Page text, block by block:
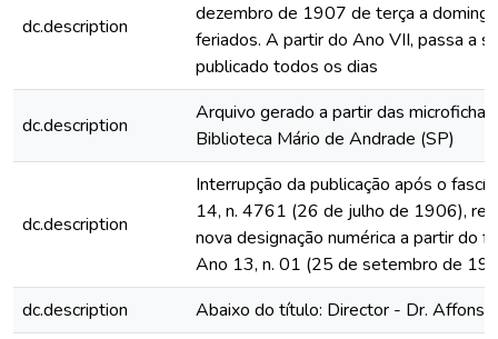
dc.description
dezembro de 1907 de terça a
feriados. A partir do Ano VII, passa a
publicado todos os dias
dc.description
Arquivo gerado a partir das
Biblioteca Mário de Andrade (SP)
dc.description
Interrupção da publicação após o
14, n. 4761 (26 de julho de 1906),
nova designação numérica a partir do
Ano 13, n. 01 (25 de setembro de
dc.description
Abaixo do título: Director - Dr.